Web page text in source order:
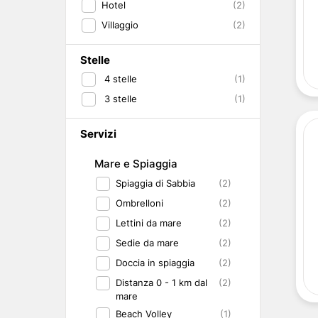
Abruzzo
Emilia Romagna
Trentino-Alto Adige
Friuli-Venezia Giulia
Marche
Malta
Isole del Golfo di Napoli
Lampedusa
Single
Under 30
Gourmet &
Benessere e
Hotel
(2)
Villaggio
(2)
Stelle
4 stelle
(1)
3 stelle (1)
Servizi
Mare e Spiaggia
Spiaggia di Sabbia
(2)
Ombrelloni
(2)
Lettini da mare
(2)
Sedie da mare
(2)
Doccia in spiaggia
(2)
Distanza 0 - 1 km dal
mare
(2)
Beach Volley
(1)